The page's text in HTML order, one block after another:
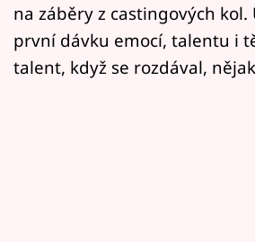
Přihlášení
na záběry z castingových kol.
první dávku emocí, talentu i
talent, když se rozdával,